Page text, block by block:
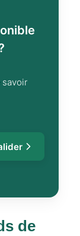
savoir
de